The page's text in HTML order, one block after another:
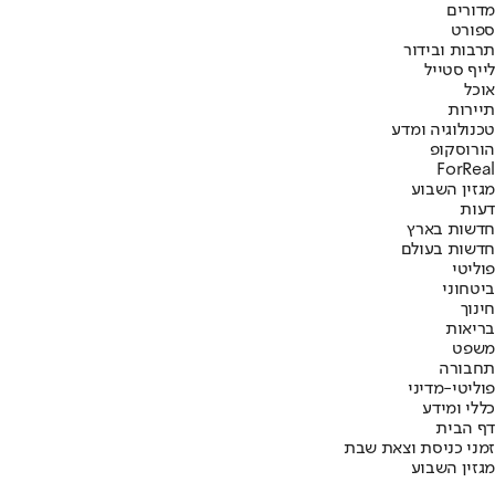
מדורים
ספורט
תרבות ובידור
לייף סטייל
אוכל
תיירות
טכנולוגיה ומדע
הורוסקופ
ForReal
מגזין השבוע
דעות
חדשות בארץ
חדשות בעולם
פוליטי
ביטחוני
חינוך
בריאות
משפט
תחבורה
פוליטי-מדיני
כללי ומידע
דף הבית
זמני כניסת וצאת שבת
מגזין השבוע